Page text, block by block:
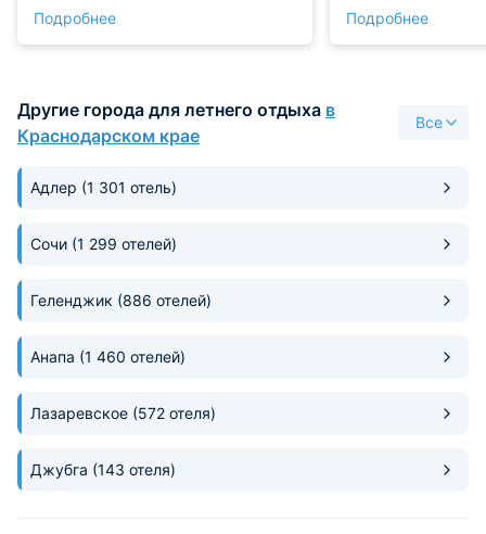
Подробнее
Вкусно, уютно и
Рекомендуем!
Подробнее
Другие города для летнего отдыха в
Краснодарском крае
Все
Адлер (1 301 отель)
Сочи (1 299 отелей)
Геленджик (886 отелей)
Анапа (1 460 отелей)
Лазаревское (572 отеля)
Джубга (143 отеля)